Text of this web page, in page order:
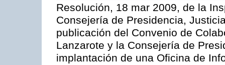
Resolución, 18 mar 2009, de la
Consejería de Presidencia,
publicación del Convenio de
Lanzarote y la Consejería de
implantación de una Oficina de